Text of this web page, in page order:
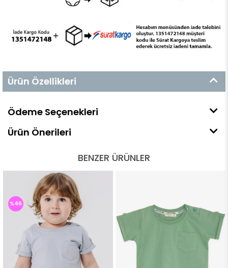
Ürün Özellikleri
Ödeme Seçenekleri
Ürün Önerileri
BENZER ÜRÜNLER
%46